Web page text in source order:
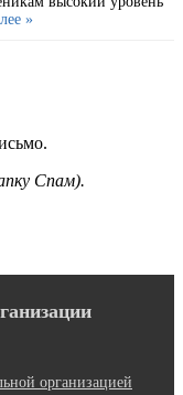
»
Спам).
организацией